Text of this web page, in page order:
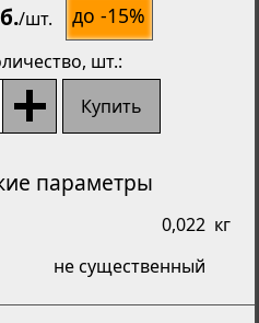
/шт. до -15%
, шт.:
Купить
параметры
0,022 кг
не существенный